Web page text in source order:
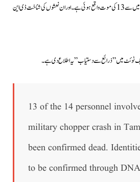
حادثہ میں ہیلی کاپٹر میں سوار 14 مسافرین میں سے 13 کی موت واقع ہوئی ہے۔اور ان نعشوں کی شناخت ڈی این
ٹوئٹ میں ” ذرائع سے دستیاب ” یہ اطلاع دی ہے۔
13 of the 14 personnel
military chopper crash in
been confirmed dead.
to be confirmed through